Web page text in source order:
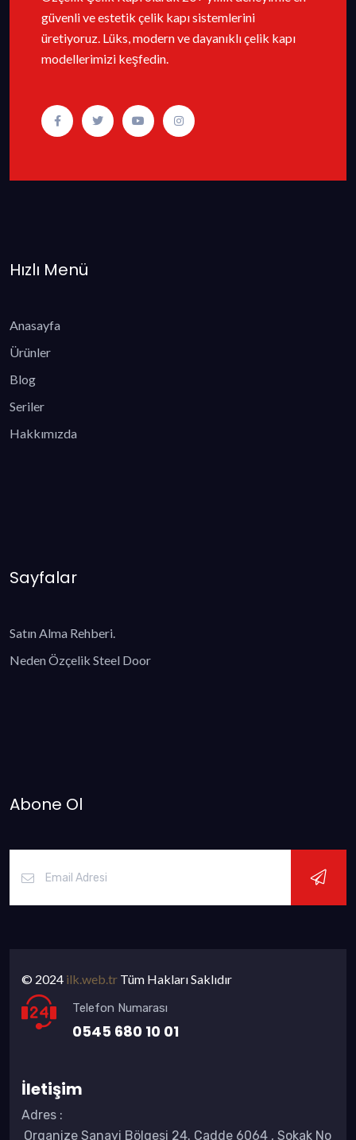
güvenli ve estetik çelik kapı sistemlerini
üretiyoruz. Lüks, modern ve dayanıklı çelik kapı
modellerimizi keşfedin.
Hızlı Menü
Anasayfa
Ürünler
Blog
Seriler
Hakkımızda
Sayfalar
Satın Alma Rehberi.
Neden Özçelik Steel Door
Abone Ol
© 2024 ilk.web.tr Tüm Hakları Saklıdır
Telefon Numarası
0545 680 10 01
İletişim
Adres :
Organize Sanayi Bölgesi 24. Cadde 6064 , Sokak No